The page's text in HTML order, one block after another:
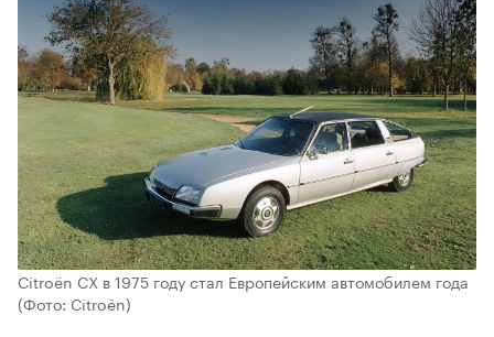
Citroën CX в 1975 году стал Европейским автомобилем года
(Фото: Citroën)